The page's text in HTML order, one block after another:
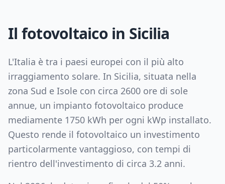
Il fotovoltaico in Sicilia
L'Italia è tra i paesi europei con il più alto
irraggiamento solare. In Sicilia, situata nella
zona Sud e Isole con circa 2600 ore di sole
annue, un impianto fotovoltaico produce
mediamente 1750 kWh per ogni kWp installato.
Questo rende il fotovoltaico un investimento
particolarmente vantaggioso, con tempi di
rientro dell'investimento di circa 3.2 anni.